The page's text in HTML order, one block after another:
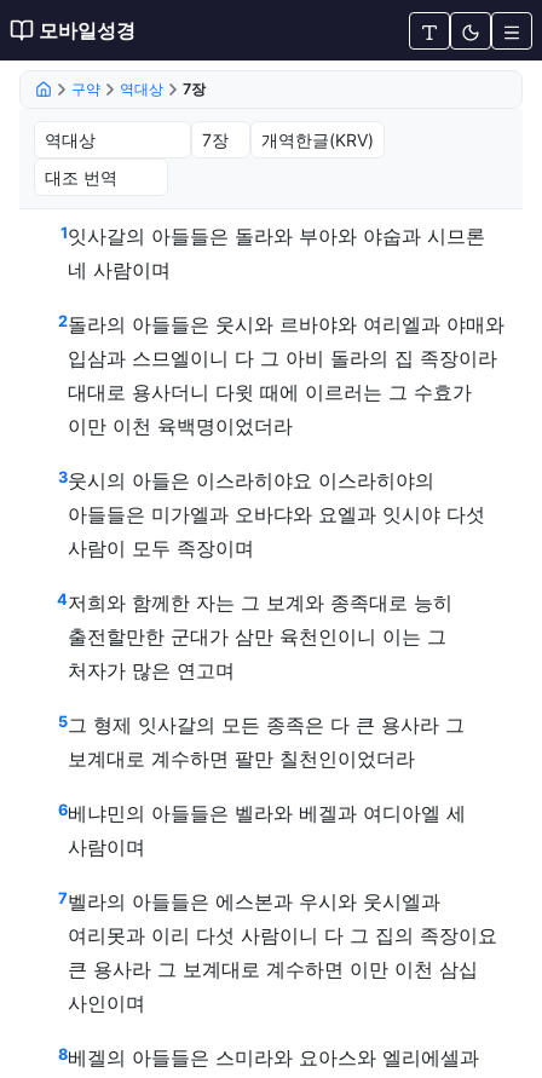
모바일성경
구약 역대상 7장
역대상 7장 (개역한글(KRV))
1잇사갈의 아들들은 돌라와 부아와 야숩과 시므론
네 사람이며
2돌라의 아들들은 웃시와 르바야와 여리엘과 야매와
입삼과 스므엘이니 다 그 아비 돌라의 집 족장이라
대대로 용사더니 다윗 때에 이르러는 그 수효가
이만 이천 육백명이었더라
3웃시의 아들은 이스라히야요 이스라히야의
아들들은 미가엘과 오바댜와 요엘과 잇시야 다섯
사람이 모두 족장이며
4저희와 함께한 자는 그 보계와 종족대로 능히
출전할만한 군대가 삼만 육천인이니 이는 그
처자가 많은 연고며
5그 형제 잇사갈의 모든 종족은 다 큰 용사라 그
보계대로 계수하면 팔만 칠천인이었더라
6베냐민의 아들들은 벨라와 베겔과 여디아엘 세
사람이며
7벨라의 아들들은 에스본과 우시와 웃시엘과
여리못과 이리 다섯 사람이니 다 그 집의 족장이요
큰 용사라 그 보계대로 계수하면 이만 이천 삼십
사인이며
8베겔의 아들들은 스미라와 요아스와 엘리에셀과